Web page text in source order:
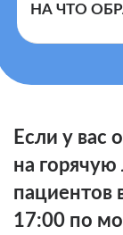
Правилами
НА ЧТО
Если у вас
на
пациентов
17:00 по